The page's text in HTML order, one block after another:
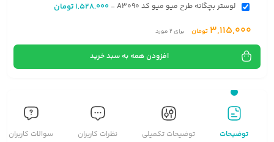
لوستر بچگانه طرح میو میو کد A3090 -
1,528,000تومان
3,115,000 تومان برای2مورد
افزودن همه به سبد خرید
توضیحات توضیحات تکمیلی نظرات کاربران سوالات کاربران